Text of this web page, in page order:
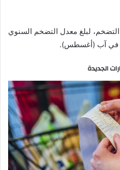
التضخم، لبلغ معدل التضخم السنوي
الجديدة